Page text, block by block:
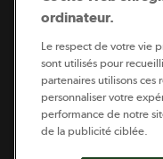
Il est
ordinateur.
Le respect de votre vie
sont utilisés pour
partenaires utilisons
personnaliser votre
performance de notre
de la publicité ciblée.